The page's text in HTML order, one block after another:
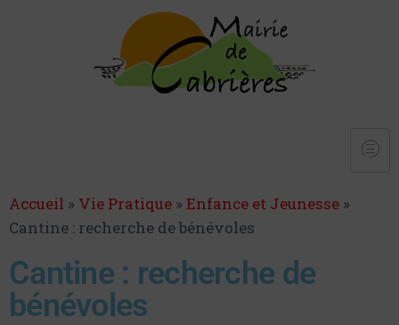
Accueil » Vie Pratique » Enfance et Jeunesse »
Cantine : recherche de bénévoles
Cantine : recherche de
bénévoles